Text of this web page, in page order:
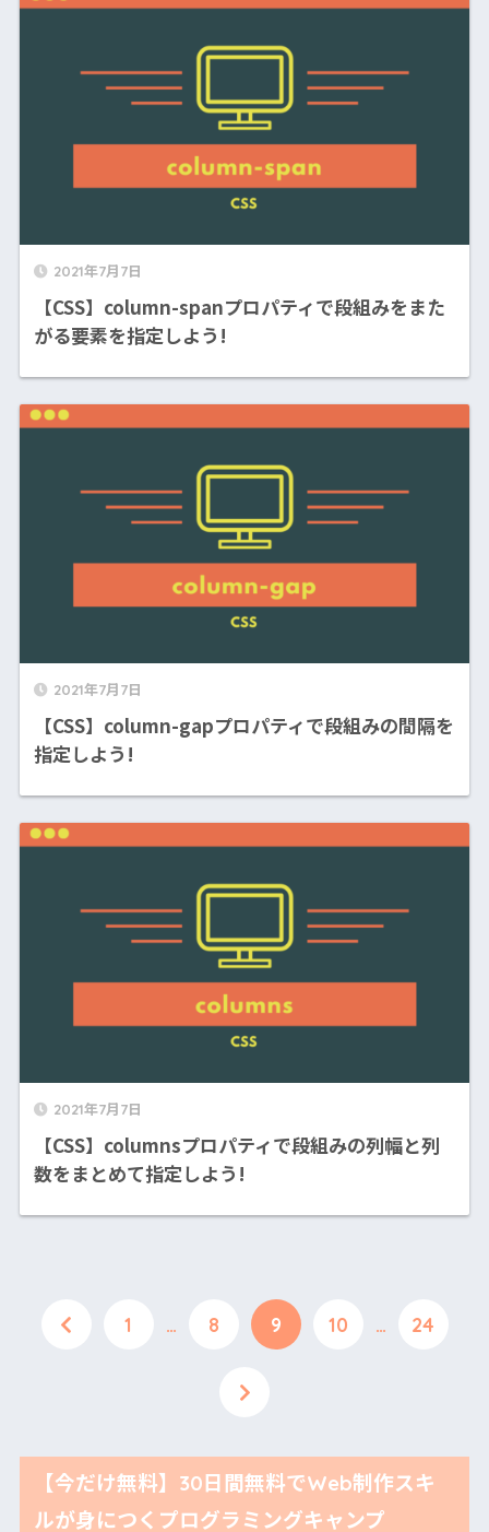
2021年7月7日
【CSS】column-spanプロパティで段組みをまた
がる要素を指定しよう!
2021年7月7日
【CSS】column-gapプロパティで段組みの間隔を
指定しよう!
2021年7月7日
【CSS】columnsプロパティで段組みの列幅と列
数をまとめて指定しよう!
1 … 8 9 10 … 24
【今だけ無料】30日間無料でWeb制作スキ
ルが身につくプログラミングキャンプ